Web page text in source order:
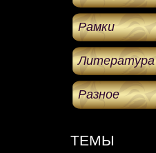
Рамки
Литература
Разное
ТЕМЫ